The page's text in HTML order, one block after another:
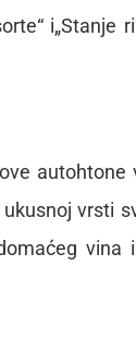
i„Stanje
autohtone
vrsti
vina